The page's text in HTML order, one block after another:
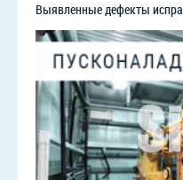
Выявленные дефекты